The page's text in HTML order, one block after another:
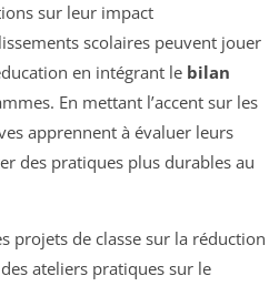
sur leur impact
scolaires peuvent jouer
en intégrant le bilan
En mettant l’accent sur les
apprennent à évaluer leurs
des pratiques plus durables au
projets de classe sur la réduction
ateliers pratiques sur le